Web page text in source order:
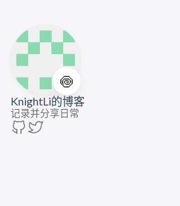
🍥
KnightLi的博客
记录并分享日常